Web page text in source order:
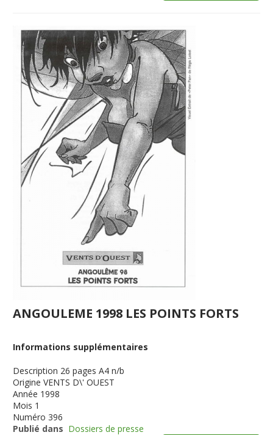
ANGOULEME 1998 LES POINTS FORTS
Informations supplémentaires
Description 26 pages A4 n/b
Origine VENTS D\' OUEST
Année 1998
Mois 1
Numéro 396
Publié dans Dossiers de presse